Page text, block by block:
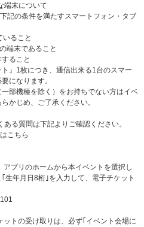
会員様（年会員も月会員も対象） の
）
～2026年7月26日（日）23:59
以降
のマイページにてご案内いたしま
ご予約、ご購入ください。
、繋がりにくい場合がございます。余裕
の応募となります。）
された方のみへのご案内となりますので
ット】【リハーサル観覧抽選対象】【2
端末について
記の条件を満たすスマートフォン・タブ
いること
端末であること
ること
』1枚につき、通信出来る1台のスマー
になります。
部機種を除く）をお持ちでない方はイベ
かじめ、ご了承ください。
る質問は下記よりご確認ください。
こちら
プリのホームから本イベントを選択し
生年月日8桁｣を入力して、電子チケット
トの受け取りは、必ず｢イベント会場に